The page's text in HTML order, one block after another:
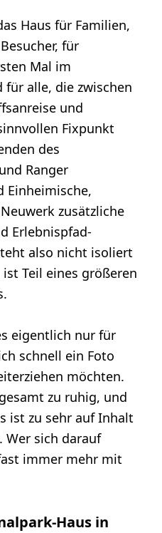
Haus für Familien,
für
Mal im
alle, die zwischen
und
Fixpunkt
des
Ranger
Einheimische,
zusätzliche
Erlebnispfad-
also nicht isoliert
Teil eines größeren
eigentlich nur für
schnell ein Foto
möchten.
zu ruhig, und
ist zu sehr auf Inhalt
Wer sich darauf
immer mehr mit
Haus in